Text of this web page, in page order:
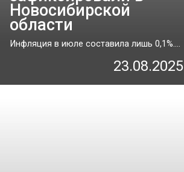
Новосибирской
области
Инфляция в июле составила лишь 0,1%....
23.08.2025